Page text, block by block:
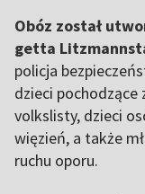
Obóz został
getta
policja
dzieci
volkslisty, dzieci
więzień, a także
ruchu oporu.